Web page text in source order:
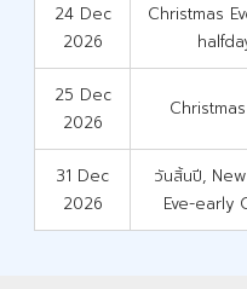
24 Dec
2026
Christmas
25 Dec
2026
31 Dec
2026
วันสิ้นปี,
Eve-early